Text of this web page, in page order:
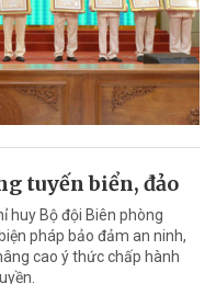
tuyến biển, đảo
huy Bộ đội Biên phòng
pháp bảo đảm an ninh,
cao ý thức chấp hành